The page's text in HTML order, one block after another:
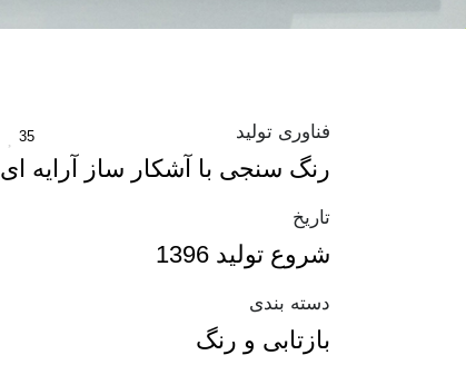
فناوری تولید
رنگ سنجی با آشکار ساز آرایه ای
تاریخ
شروع تولید 1396
دسته بندی
بازتابی و رنگ
35